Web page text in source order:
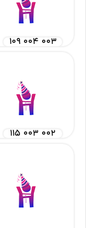
۱۰۹ ۰۰۴ ۰۰۳
۱۱۵ ۰۰۳ ۰۰۲